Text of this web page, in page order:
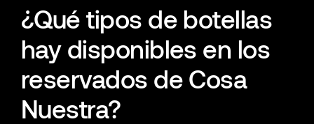
¿Qué tipos de botellas
hay disponibles en los
reservados de Cosa
Nuestra?